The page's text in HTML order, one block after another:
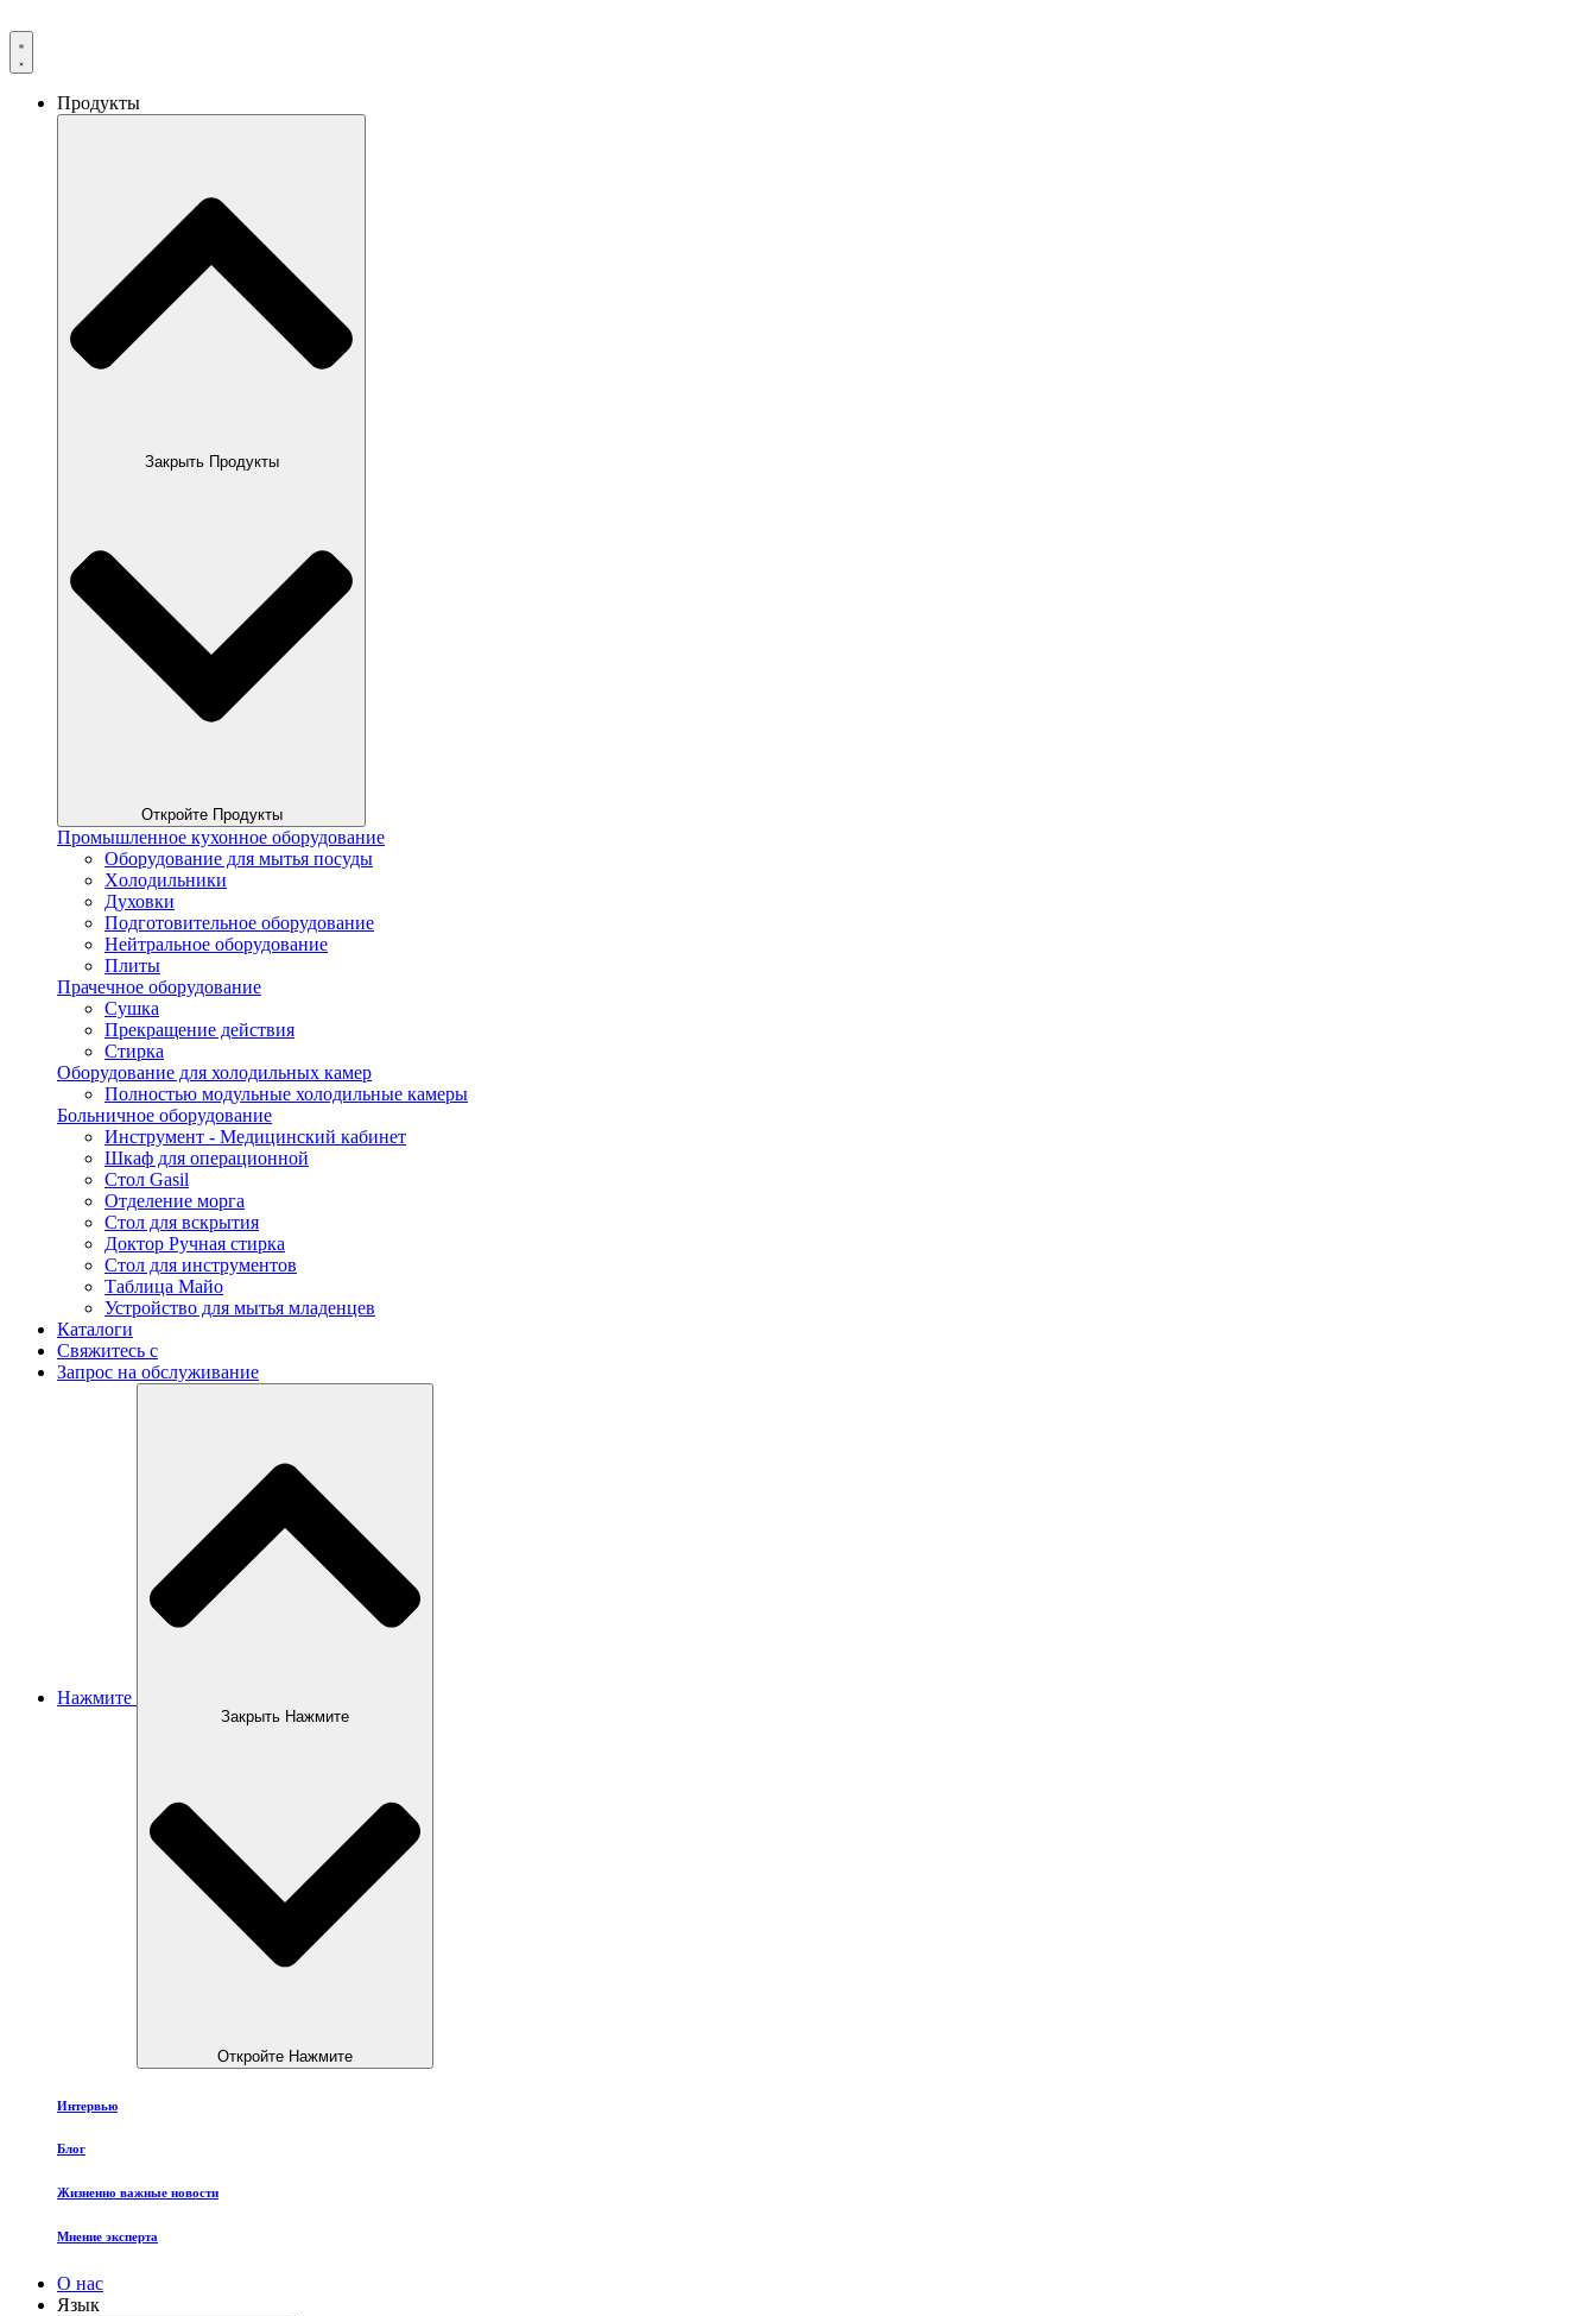
Продукты
Закрыть Продукты
Откройте Продукты
Промышленное кухонное оборудование
Оборудование для мытья посуды
Xолодильники
Духовки
Подготовительное оборудование
Нейтральное оборудование
Плиты
Прачечное оборудование
Сушка
Прекращение действия
Стирка
Оборудование для холодильных камер
Полностью модульные холодильные камеры
Больничное оборудование
Инструмент - Медицинский кабинет
Шкаф для операционной
Стол Gasil
Отделение морга
Стол для вскрытия
Доктор Ручная стирка
Стол для инструментов
Таблица Майо
Устройство для мытья младенцев
Каталоги
Свяжитесь с
Запрос на обслуживание
Нажмите
Закрыть Нажмите
Откройте Нажмите
Интервью
Блог
Жизненно важные новости
Мнение эксперта
О нас
Язык